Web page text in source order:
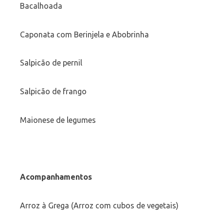
Bacalhoada
Caponata com Berinjela e Abobrinha
Salpicão de pernil
Salpicão de frango
Maionese de legumes
Acompanhamentos
Arroz à Grega (Arroz com cubos de vegetais)